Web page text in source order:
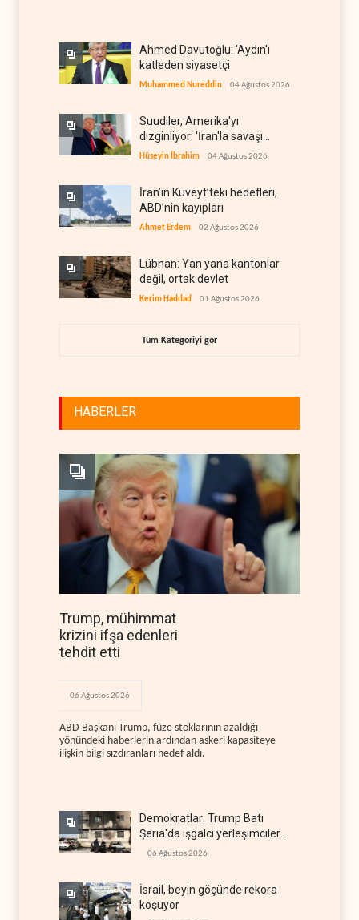
Ahmed Davutoğlu: 'Aydın'ı
katleden siyasetçi
Muhammed Nureddin 04 Ağustos 2026
Suudiler, Amerika'yı
dizginliyor: 'İran'la savaşı
kaldıracak gücümüz yok'
Hüseyin İbrahim 04 Ağustos 2026
İran’ın Kuveyt’teki hedefleri,
ABD’nin kayıpları
Ahmet Erdem 02 Ağustos 2026
Lübnan: Yan yana kantonlar
değil, ortak devlet
Kerim Haddad 01 Ağustos 2026
Tüm Kategoriyi gör
HABERLER
Trump, mühimmat
krizini ifşa edenleri
tehdit etti
06 Ağustos 2026
ABD Başkanı Trump, füze stoklarının azaldığı
yönündeki haberlerin ardından askeri kapasiteye
ilişkin bilgi sızdıranları hedef aldı.
Demokratlar: Trump Batı
Şeria'da işgalci yerleşimcilere
cezasızlık sağladı
06 Ağustos 2026
İsrail, beyin göçünde rekora
koşuyor